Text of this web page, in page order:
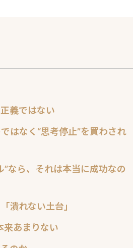
義ではない
はなく“思考停止”を買わされ
なら、それは本当に成功なの
潰れない土台」
来あまりない